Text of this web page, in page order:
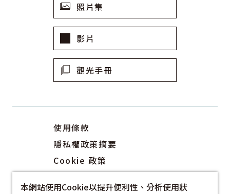
照片集
影片
觀光手冊
使用條款
隱私權政策摘要
Cookie 政策
本網站使用Cookie以提升便利性、分析使用狀